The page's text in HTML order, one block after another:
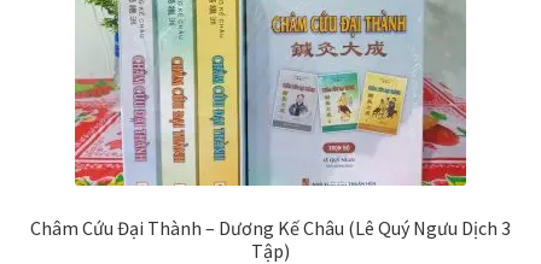
Châm Cứu Đại Thành – Dương Kế Châu (Lê Quý Ngưu Dịch 3
Tập)